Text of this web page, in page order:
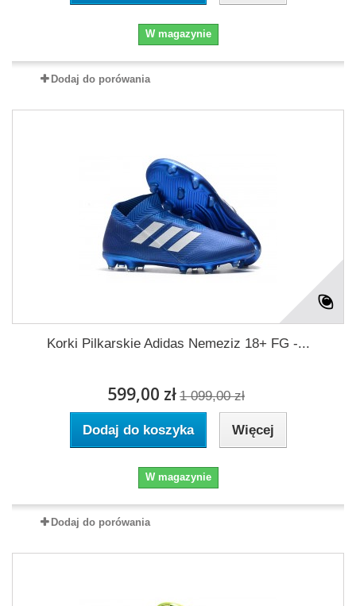
W magazynie
Dodaj do porówania
Korki Pilkarskie Adidas Nemeziz 18+ FG -...
599,00 zł 1 099,00 zł
Dodaj do koszyka Więcej
W magazynie
Dodaj do porówania